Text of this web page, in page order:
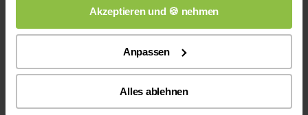
Akzeptieren und 🍪 nehmen
Anpassen
Alles ablehnen
Online-Unterricht
Bitte beachten Sie, dass wir fürOnline-Unterrichteine
200 bis 300 mal bessere Auswahl haben, wodurch sich für
Sie folgende Vorteile ergeben: